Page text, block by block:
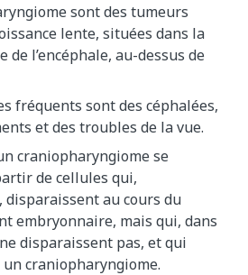
sont des tumeurs
lente, situées dans la
de l’encéphale, au-dessus de
fréquents sont des céphalées,
et des troubles de la vue.
craniopharyngiome se
de cellules qui,
disparaissent au cours du
embryonnaire, mais qui, dans
disparaissent pas, et qui
craniopharyngiome.